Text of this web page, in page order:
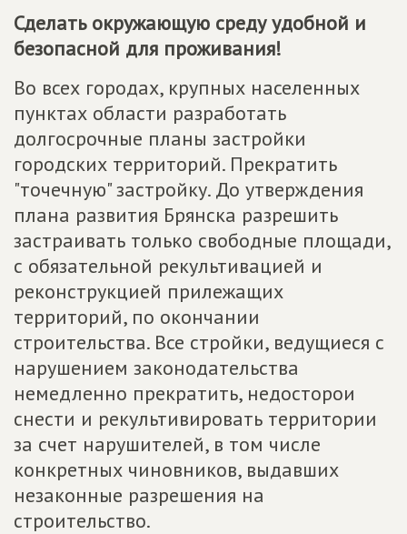
Сделать окружающую среду удобной и
безопасной для проживания!
Во всех городах, крупных населенных
пунктах области разработать
долгосрочные планы застройки
городских территорий. Прекратить
"точечную" застройку. До утверждения
плана развития Брянска разрешить
застраивать только свободные площади,
с обязательной рекультивацией и
реконструкцией прилежащих
территорий, по окончании
строительства. Все стройки, ведущиеся с
нарушением законодательства
немедленно прекратить, недосторои
снести и рекультивировать территории
за счет нарушителей, в том числе
конкретных чиновников, выдавших
незаконные разрешения на
строительство.